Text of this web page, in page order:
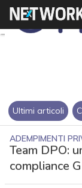
Ultimi articoli
ADEMPIMENTI
Team DPO:
compliance